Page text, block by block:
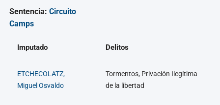
Sentencia: Circuito
Camps
Imputado Delitos
ETCHECOLATZ,
Miguel Osvaldo
Tormentos, Privación Ilegítima
de la libertad